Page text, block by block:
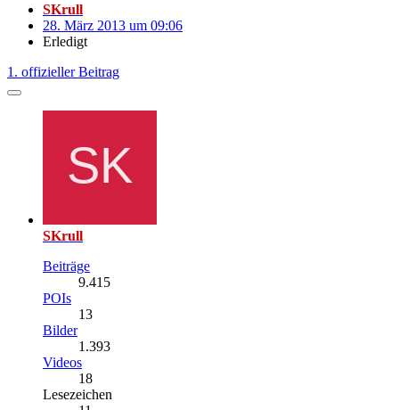
SKrull
28. März 2013 um 09:06
Erledigt
1. offizieller Beitrag
SKrull
Beiträge
9.415
POIs
13
Bilder
1.393
Videos
18
Lesezeichen